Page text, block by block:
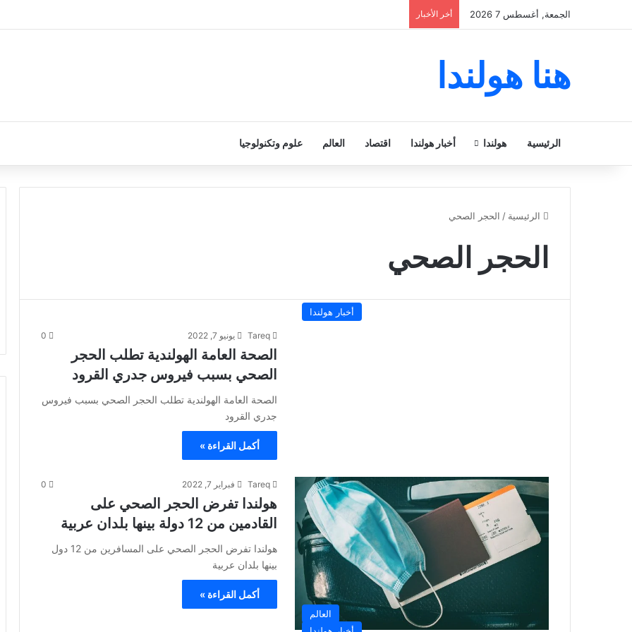
الجمعة, أغسطس 7 2026 أخر الأخبار
هنا هولندا
الرئيسية هولندا أخبار هولندا اقتصاد العالم علوم وتكنولوجيا
الرئيسية / الحجر الصحي
الحجر الصحي
أخبار هولندا
Tareq يونيو 7, 2022 0
الصحة العامة الهولندية تطلب الحجر
الصحي بسبب فيروس جدري القرود
الصحة العامة الهولندية تطلب الحجر الصحي بسبب فيروس
جدري القرود
أكمل القراءة »
العالم
Tareq فبراير 7, 2022 0
هولندا تفرض الحجر الصحي على
القادمين من 12 دولة بينها بلدان عربية
هولندا تفرض الحجر الصحي على المسافرين من 12 دول
بينها بلدان عربية
أكمل القراءة »